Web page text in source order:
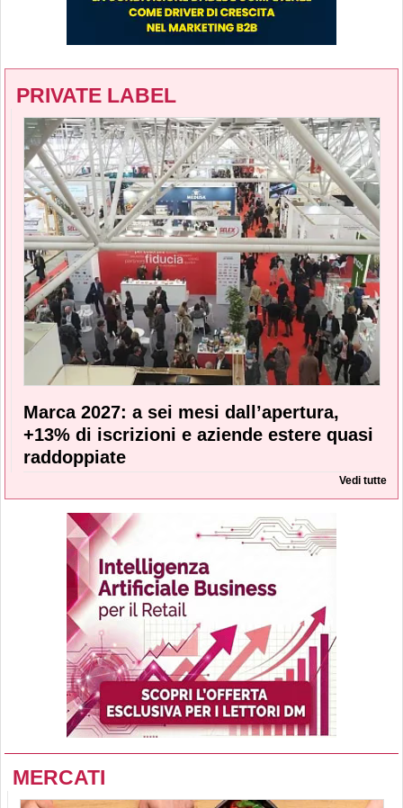
PRIVATE LABEL
Marca 2027: a sei mesi dall’apertura,
+13% di iscrizioni e aziende estere quasi
raddoppiate
Vedi tutte
MERCATI